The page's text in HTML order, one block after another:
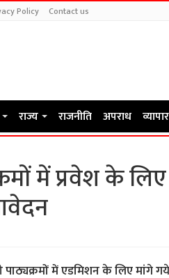
Policy Contact us
राज्य राजनीति अपराध व्यापार
में प्रवेश के
पाठ्यक्रमों में एडमिशन के लिए मांगे